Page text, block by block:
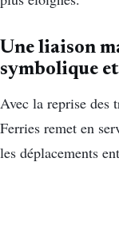
Une liaison
symbolique
Avec la reprise des
Ferries remet en
les déplacements